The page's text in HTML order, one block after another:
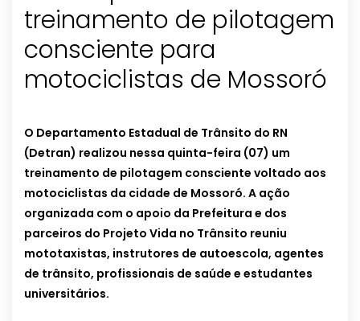
treinamento de pilotagem
consciente para
motociclistas de Mossoró
O Departamento Estadual de Trânsito do RN
(Detran) realizou nessa quinta-feira (07) um
treinamento de pilotagem consciente voltado aos
motociclistas da cidade de Mossoró. A ação
organizada com o apoio da Prefeitura e dos
parceiros do Projeto Vida no Trânsito reuniu
mototaxistas, instrutores de autoescola, agentes
de trânsito, profissionais de saúde e estudantes
universitários.